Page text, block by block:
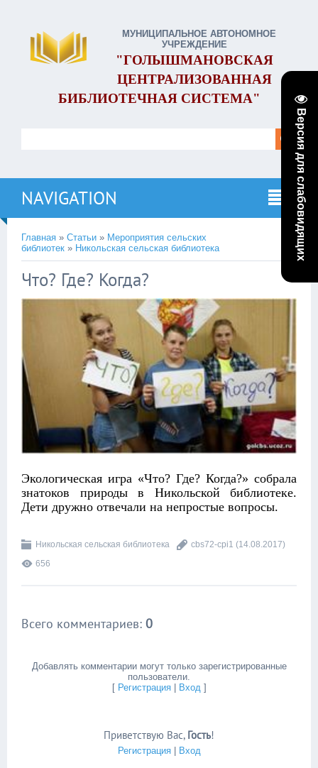
Версия для слабовидящих
МУНИЦИПАЛЬНОЕ АВТОНОМНОЕ
УЧРЕЖДЕНИЕ
"ГОЛЫШМАНОВСКАЯ
ЦЕНТРАЛИЗОВАННАЯ
БИБЛИОТЕЧНАЯ СИСТЕМА"
NAVIGATION
Главная » Статьи » Мероприятия сельских
библиотек » Никольская сельская библиотека
Что? Где? Когда?
Экологическая игра «Что? Где? Когда?» собрала
знатоков природы в Никольской библиотеке.
Дети дружно отвечали на непростые вопросы.
Никольская сельская библиотека cbs72-cpi1 (14.08.2017)
656
Всего комментариев: 0
Добавлять комментарии могут только зарегистрированные
пользователи.
[ Регистрация| Вход]
Приветствую Вас, Гость!
Регистрация| Вход